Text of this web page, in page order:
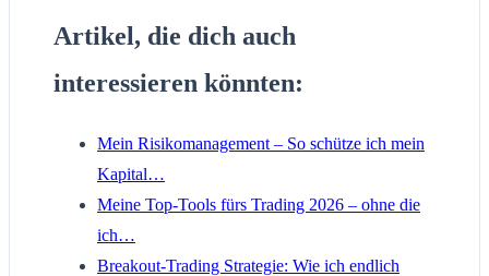
Artikel, die dich auch
interessieren könnten:
Mein Risikomanagement – So schütze ich mein
Kapital…
Meine Top-Tools fürs Trading 2026 – ohne die
ich…
Breakout-Trading Strategie: Wie ich endlich